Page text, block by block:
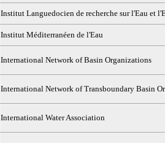
Institut Languedocien de recherche sur l'Eau et
Institut Méditerranéen de l'Eau
International Network of Basin Organizations
International Network of Transboundary Basin
International Water Association